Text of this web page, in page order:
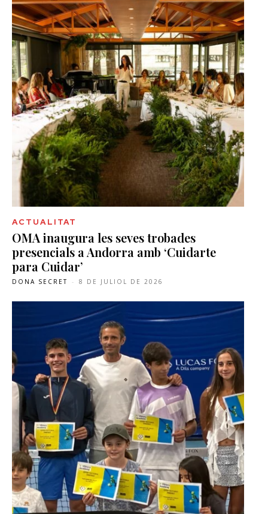
ACTUALITAT
OMA inaugura les seves trobades
presencials a Andorra amb ‘Cuidarte
para Cuidar’
DONA SECRET - 8 DE JULIOL DE 2026